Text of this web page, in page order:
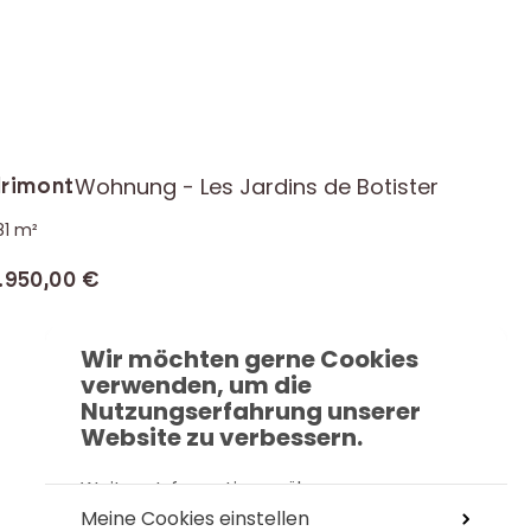
0D, Les Jardins de Botister
Name der Residenz
Wohnung - Les Jardins de Botister
Schlafzimmer
m²
€
Wir möchten gerne Cookies
verwenden, um die
Nutzungserfahrung unserer
Website zu verbessern.
Weitere Informationen über unsere
Richtlinie für dieVerwaltung von Cookies
Meine Cookies einstellen